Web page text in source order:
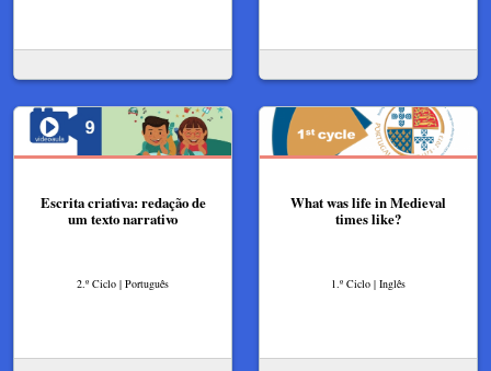
Escrita criativa: redação de
um texto narrativo
2.º Ciclo | Português
What was life in Medieval
times like?
1.º Ciclo | Inglês